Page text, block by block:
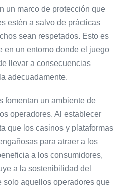
un marco de protección que
estén a salvo de prácticas
sean respetados. Esto es
en un entorno donde el juego
llevar a consecuencias
adecuadamente.
fomentan un ambiente de
operadores. Al establecer
que los casinos y plataformas
para atraer a los
a los consumidores,
a la sostenibilidad del
solo aquellos operadores que